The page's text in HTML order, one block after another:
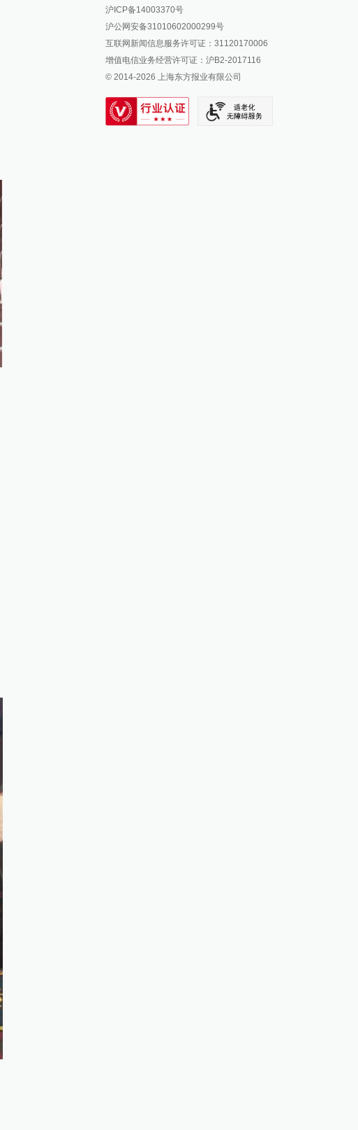
澎湃新闻公众号
澎湃新闻抖音号
派生万物开放平台
IP SHANGHAI
SIXTH TONE
报料邮箱: news@thepaper.cn
沪ICP备14003370号
沪公网安备31010602000299号
互联网新闻信息服务许可证：31120170006
增值电信业务经营许可证：沪B2-2017116
© 2014-2026 上海东方报业有限公司